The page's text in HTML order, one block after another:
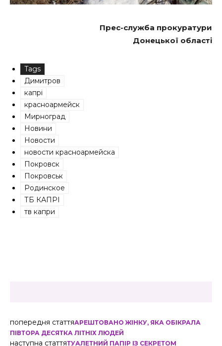
Прес-служба прокуратури
Донецької області
Tags
Димитров
капрі
красноармейск
Мирноград
Новини
Новости
новости красноармейска
Покровск
Покровськ
Родинское
ТБ КАПРІ
тв капри
попередня статтяАРЕШТОВАНО ЖІНКУ, ЯКА ОБІКРАЛА
ПІВТОРА ДЕСЯТКА ЛІТНІХ ЛЮДЕЙ
наступна статтяТУАЛЕТНИЙ ПАПІР ІЗ СЕКРЕТОМ